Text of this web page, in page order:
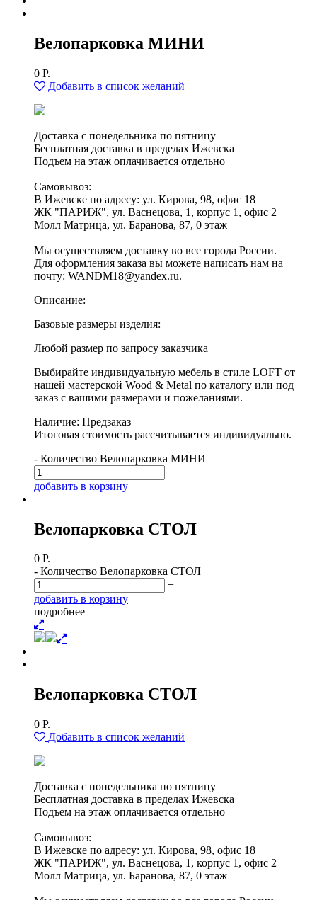
Велопарковка МИНИ
0 Р.
Добавить в список желаний
Доставка с понедельника по пятницу
Бесплатная доставка в пределах Ижевска
Подъем на этаж оплачивается отдельно
Самовывоз:
В Ижевске по адресу: ул. Кирова, 98, офис 18
ЖК "ПАРИЖ", ул. Васнецова, 1, корпус 1, офис 2
Молл Матрица, ул. Баранова, 87, 0 этаж
Мы осуществляем доставку во все города России.
Для оформления заказа вы можете написать нам на
почту: WANDM18@yandex.ru.
Описание:
Базовые размеры изделия:
Любой размер по запросу заказчика
Выбирайте индивидуальную мебель в стиле LOFT от
нашей мастерской Wood & Metal по каталогу или под
заказ с вашими размерами и пожеланиями.
Наличие: Предзаказ
Итоговая стоимость рассчитывается индивидуально.
- Количество Велопарковка МИНИ
+
добавить в корзину
Велопарковка СТОЛ
0 Р.
- Количество Велопарковка СТОЛ
+
добавить в корзину
подробнее
Велопарковка СТОЛ
0 Р.
Добавить в список желаний
Доставка с понедельника по пятницу
Бесплатная доставка в пределах Ижевска
Подъем на этаж оплачивается отдельно
Самовывоз:
В Ижевске по адресу: ул. Кирова, 98, офис 18
ЖК "ПАРИЖ", ул. Васнецова, 1, корпус 1, офис 2
Молл Матрица, ул. Баранова, 87, 0 этаж